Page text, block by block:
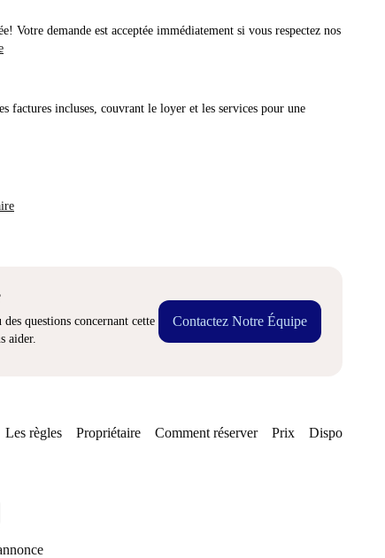
Votre demande est acceptée immédiatement si vous respectez nos
factures incluses, couvrant le loyer et les services pour une
questions concernant cette
aider.
Contactez Notre Équipe
Les règles Propriétaire Comment réserver Prix Disponibilités